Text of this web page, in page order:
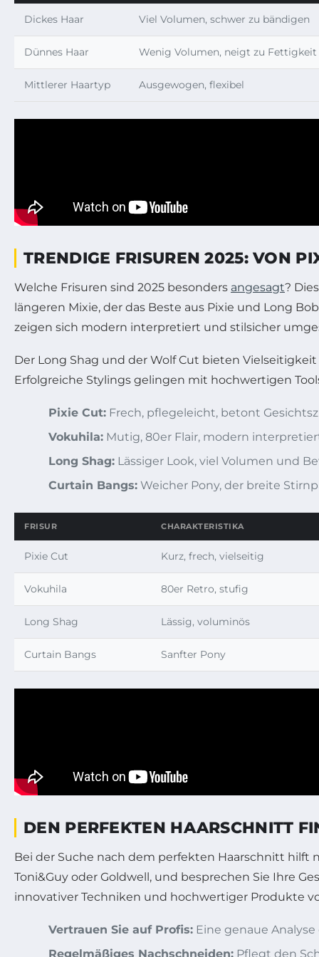
Dickes Haar Viel Volumen, schwer zu bändigen
Dünnes Haar Wenig Volumen, neigt zu Fettigkeit
Mittlerer Haartyp Ausgewogen, flexibel
TRENDIGE FRISUREN 2025: VON
Welche Frisuren sind 2025 besonders angesagt?
längeren Mixie, der das Beste aus Pixie und Long
zeigen sich modern interpretiert und stilsicher
Der Long Shag und der Wolf Cut bieten
Erfolgreiche Stylings gelingen mit hochwertigen
Pixie Cut: Frech, pflegeleicht, betont
Vokuhila: Mutig, 80er Flair, modern
Long Shag: Lässiger Look, viel Volumen und
Curtain Bangs: Weicher Pony, der breite
FRISUR CHARAKTERISTIKA
Pixie Cut Kurz, frech, vielseitig
Vokuhila 80er Retro, stufig
Long Shag Lässig, voluminös
Curtain Bangs Sanfter Pony
DEN PERFEKTEN HAARSCHNITT
Bei der Suche nach dem perfekten Haarschnitt hilft
Toni&Guy oder Goldwell, und besprechen Sie Ihre
innovativer Techniken und hochwertiger Produkte
Vertrauen Sie auf Profis: Eine genaue
Regelmäßiges Nachschneiden: Pflegt den